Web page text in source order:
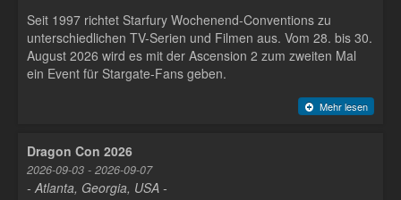
Seit 1997 richtet Starfury Wochenend-Conventions zu
unterschiedlichen TV-Serien und Filmen aus. Vom 28. bis 30.
August 2026 wird es mit der Ascension 2 zum zweiten Mal
ein Event für Stargate-Fans geben.
Mehr lesen
Dragon Con 2026
2026-09-03 - 2026-09-07
- Atlanta, Georgia, USA -